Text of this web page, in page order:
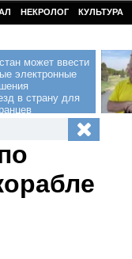
НЕКРОЛОГ КУЛЬТУРА
может ввести
электронные
в страну для